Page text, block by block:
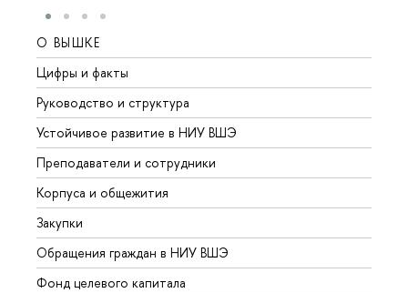
О ВЫШКЕ
Цифры и факты
Руководство и структура
Устойчивое развитие в НИУ ВШЭ
Преподаватели и сотрудники
Корпуса и общежития
Закупки
Обращения граждан в НИУ ВШЭ
Фонд целевого капитала